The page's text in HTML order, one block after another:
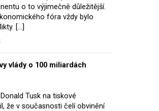
o to výjimečně důležitější.
fóra vždy bylo
[…]
vlády o 100 miliardách
Tusk na tiskové
že v současnosti čelí obvinění